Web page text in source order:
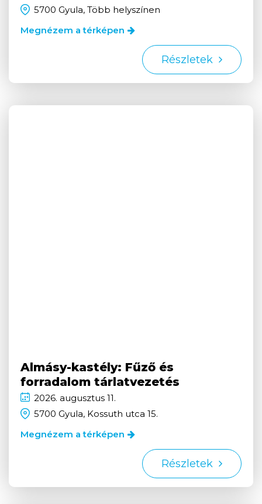
5700 Gyula, Több helyszínen
Megnézem a térképen
Részletek
Almásy-kastély: Fűző és
forradalom tárlatvezetés
2026. augusztus 11.
5700 Gyula, Kossuth utca 15.
Megnézem a térképen
Részletek